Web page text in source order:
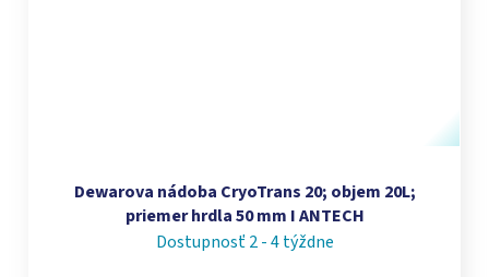
Dewarova nádoba CryoTrans 20; objem 20L;
priemer hrdla 50 mm I ANTECH
Dostupnosť 2 - 4 týždne